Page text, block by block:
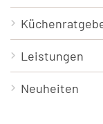
Leistungen
Neuheiten